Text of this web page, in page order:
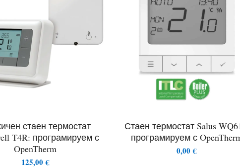
стаен термостат
T4R: програмируем с
OpenTherm
125,00€
Стаен термостат Salus
програмируем с
0,00€